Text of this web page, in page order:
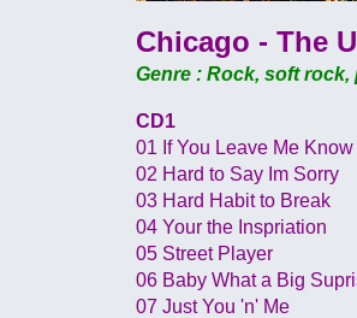
Chicago - The
Genre : Rock, soft
CD1
01 If You Leave Me Know
02 Hard to Say Im Sorry
03 Hard Habit to Break
04 Your the Inspriation
05 Street Player
06 Baby What a Big
07 Just You 'n' Me